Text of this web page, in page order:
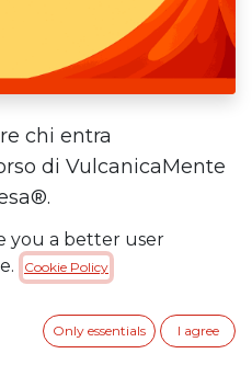
chi entra
di VulcanicaMente
ai Learning
competition
di Napoliper
you a better user
Cookie Policy
Only essentials I agree